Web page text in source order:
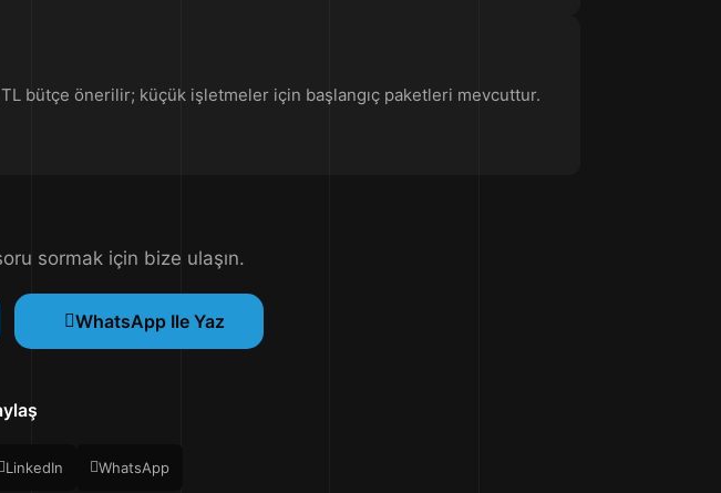
bütçe önerilir; küçük işletmeler için başlangıç paketleri mevcuttur.
sormak için bize ulaşın.
WhatsApp Ile Yaz
LinkedIn WhatsApp